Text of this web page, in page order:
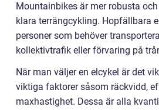
Mountainbikes är mer robusta
klara terrängcykling. Hopfällbara
personer som behöver
kollektivtrafik eller förvaring på
När man väljer en elcykel är det
viktiga faktorer såsom räckvidd,
maxhastighet. Dessa är alla